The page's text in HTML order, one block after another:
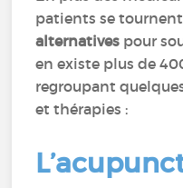
patients se tournent
alternatives pour
en existe plus de
regroupant
et thérapies :